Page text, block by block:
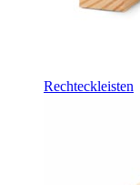
Rechteckleisten